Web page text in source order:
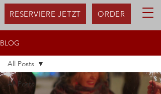
RESERVIERE JETZT ORDER
BLOG
All Posts
All Posts